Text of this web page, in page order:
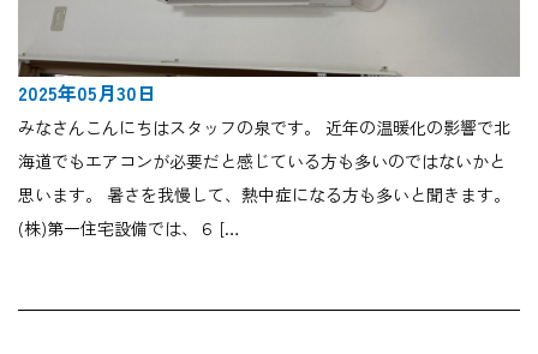
2025年05月30日
みなさんこんにちはスタッフの泉です。 近年の温暖化の影響で北
海道でもエアコンが必要だと感じている方も多いのではないかと
思います。 暑さを我慢して、熱中症になる方も多いと聞きます。
(株)第一住宅設備では、６ […